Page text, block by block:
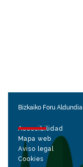
Bizkaiko Foru Aldundia
Accesibilidad
Mapa web
Aviso legal
Cookies